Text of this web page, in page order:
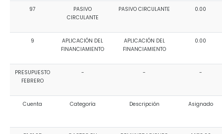
97
PASIVO
CIRCULANTE
PASIVO CIRCULANTE 0.00
9
APLICACIÓN DEL
FINANCIAMIENTO
APLICACIÓN DEL
FINANCIAMIENTO
0.00
PRESUPUESTO
FEBRERO
- - -
Cuenta Categoría Descripción Asignado